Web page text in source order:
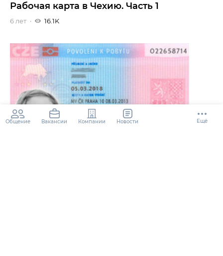
Рабочая карта в Чехию. Часть 1
6 лет 16.1K
Общение Вакансии Компании Новости Ещё